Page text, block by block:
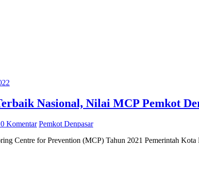
Nasional, Nilai MCP Pemkot
0 Komentar Pemkot Denpasar
Centre for Prevention (MCP) Tahun 2021 Pemerintah Kota